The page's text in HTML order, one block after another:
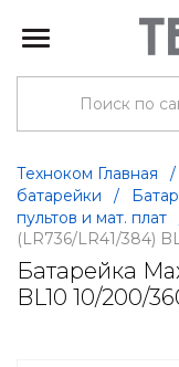
Техноком Главная /
батарейки
/
пультов и мат. плат
(LR736/LR41/384)
Батарейка
BL10 10/200/